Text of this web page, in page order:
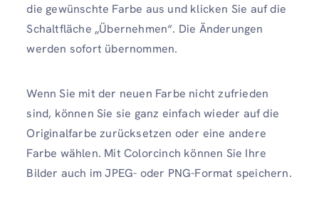
die gewünschte Farbe aus und klicken Sie auf die
Schaltfläche „Übernehmen“. Die Änderungen
werden sofort übernommen.
Wenn Sie mit der neuen Farbe nicht zufrieden
sind, können Sie sie ganz einfach wieder auf die
Originalfarbe zurücksetzen oder eine andere
Farbe wählen. Mit Colorcinch können Sie Ihre
Bilder auch im JPEG- oder PNG-Format speichern.